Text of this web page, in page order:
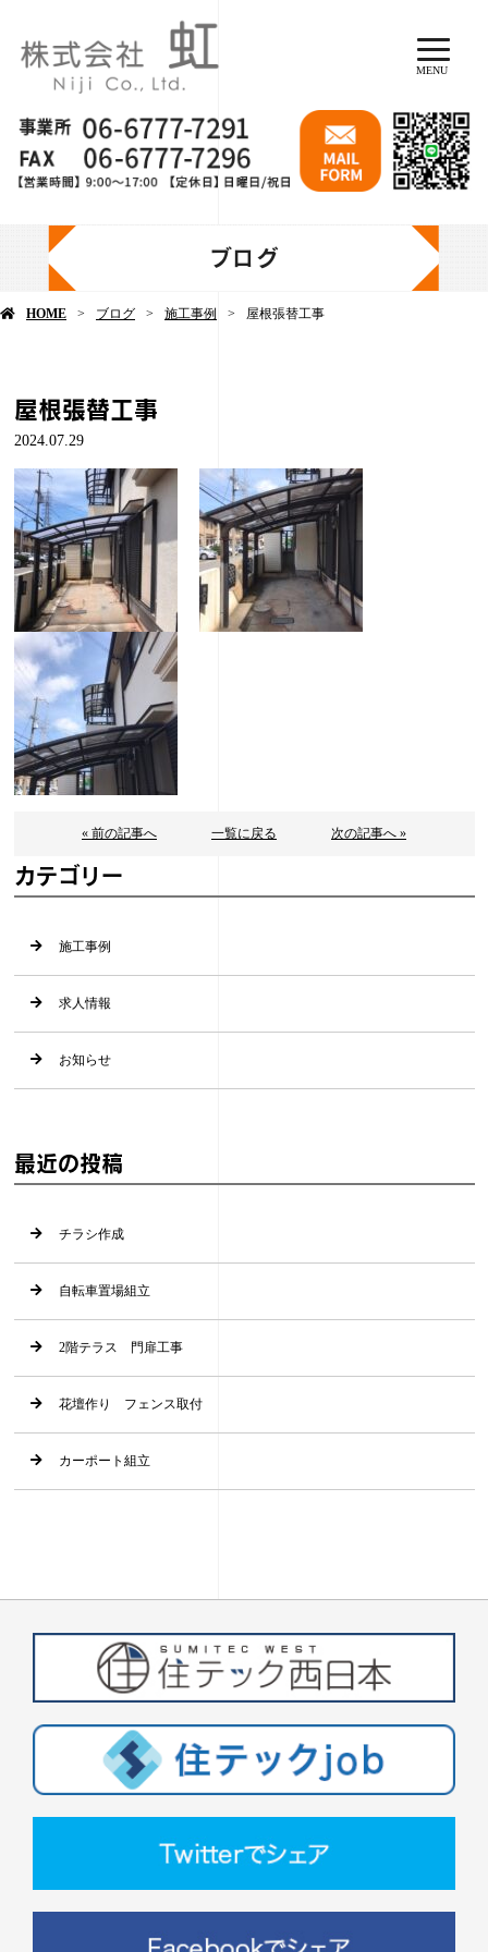
MENU
ブログ
HOME ブログ 施工事例 屋根張替工事
屋根張替工事
2024.07.29
« 前の記事へ 一覧に戻る 次の記事へ »
カテゴリー
施工事例
求人情報
お知らせ
最近の投稿
チラシ作成
自転車置場組立
2階テラス 門扉工事
花壇作り フェンス取付
カーポート組立